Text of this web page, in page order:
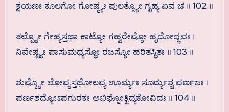
ಕ್ಷಯಣಃ ಕೂಲಗೋ ಗೋಷ್ಠ್ಯಃ ಪುಲತ್ಸ್ಯೋ ಗೃಹ್ಯ ಏವ ಚ ॥ 102 ॥
ತಲ್ಪ್ಯೋ ಗೇಹ್ಯಸ್ತಥಾ ಕಾಟ್ಯೋ ಗಹ್ವರೇಷ್ಠೋ ಹೃದೋದ್ಭವಃ ।
ನಿವೇಷ್ಟ್ಯಃ ಪಾಸುಮಧ್ಯಸ್ಥೋ ರಜಸ್ಯೋ ಹರಿತಸ್ಥಿತಃ ॥ 103 ॥
ಶುಷ್ಕ್ಯೋ ಲೋಪ್ಯಸ್ತಥೋಲಪ್ಯ ಊರ್ಮ್ಯಃ ಸೂರ್ಮ್ಯಶ್ಚ ಪರ್ಣಜಃ ।
ಪರ್ಣಶದ್ಯೋಽಪಗುರಕಃ ಅಭಿಘ್ನೋತ್ಖಿದ್ಯಕೋವಿದಃ ॥ 104 ॥